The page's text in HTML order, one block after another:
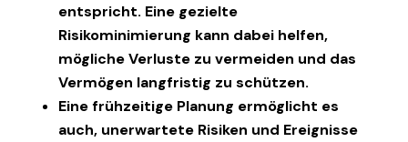
entspricht. Eine gezielte
Risikominimierung kann dabei helfen,
mögliche Verluste zu vermeiden und das
Vermögen langfristig zu schützen.
Eine frühzeitige Planung ermöglicht es
auch, unerwartete Risiken und Ereignisse